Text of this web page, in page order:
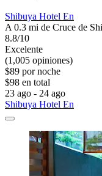
Shibuya Hotel En
A 0.3 mi de Cruce de
8.8/10
Excelente
(1,005 opiniones)
$89 por noche
$98 en total
23 ago - 24 ago
Shibuya Hotel En